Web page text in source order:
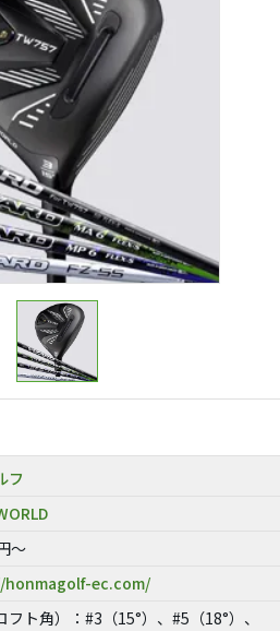
フ
～
ec.com/
フト角）：#3（15°）、#5（18°）、